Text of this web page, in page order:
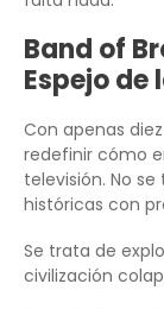
Band of
Espejo de
Con apenas
redefinir cómo
televisión. No
históricas con
Se trata de
civilización